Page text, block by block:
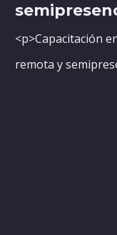
<p>Capacitación
remota y